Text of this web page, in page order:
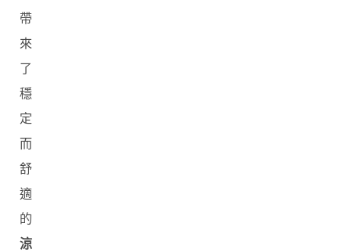
帶
來
了
穩
定
而
舒
適
的
涼